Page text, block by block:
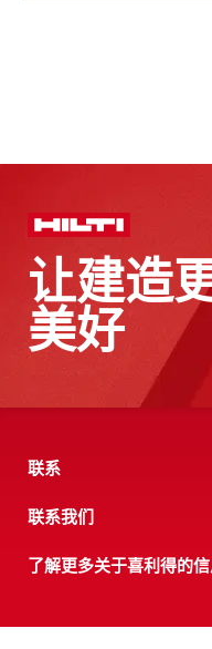
让建造
美好
联系
联系我们
了解更多关于喜利得的